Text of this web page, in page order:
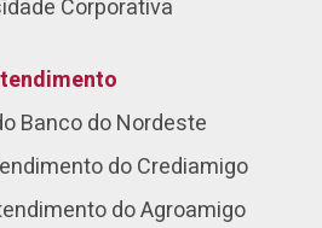
Corporativa
Banco do Nordeste
do Crediamigo
do Agroamigo